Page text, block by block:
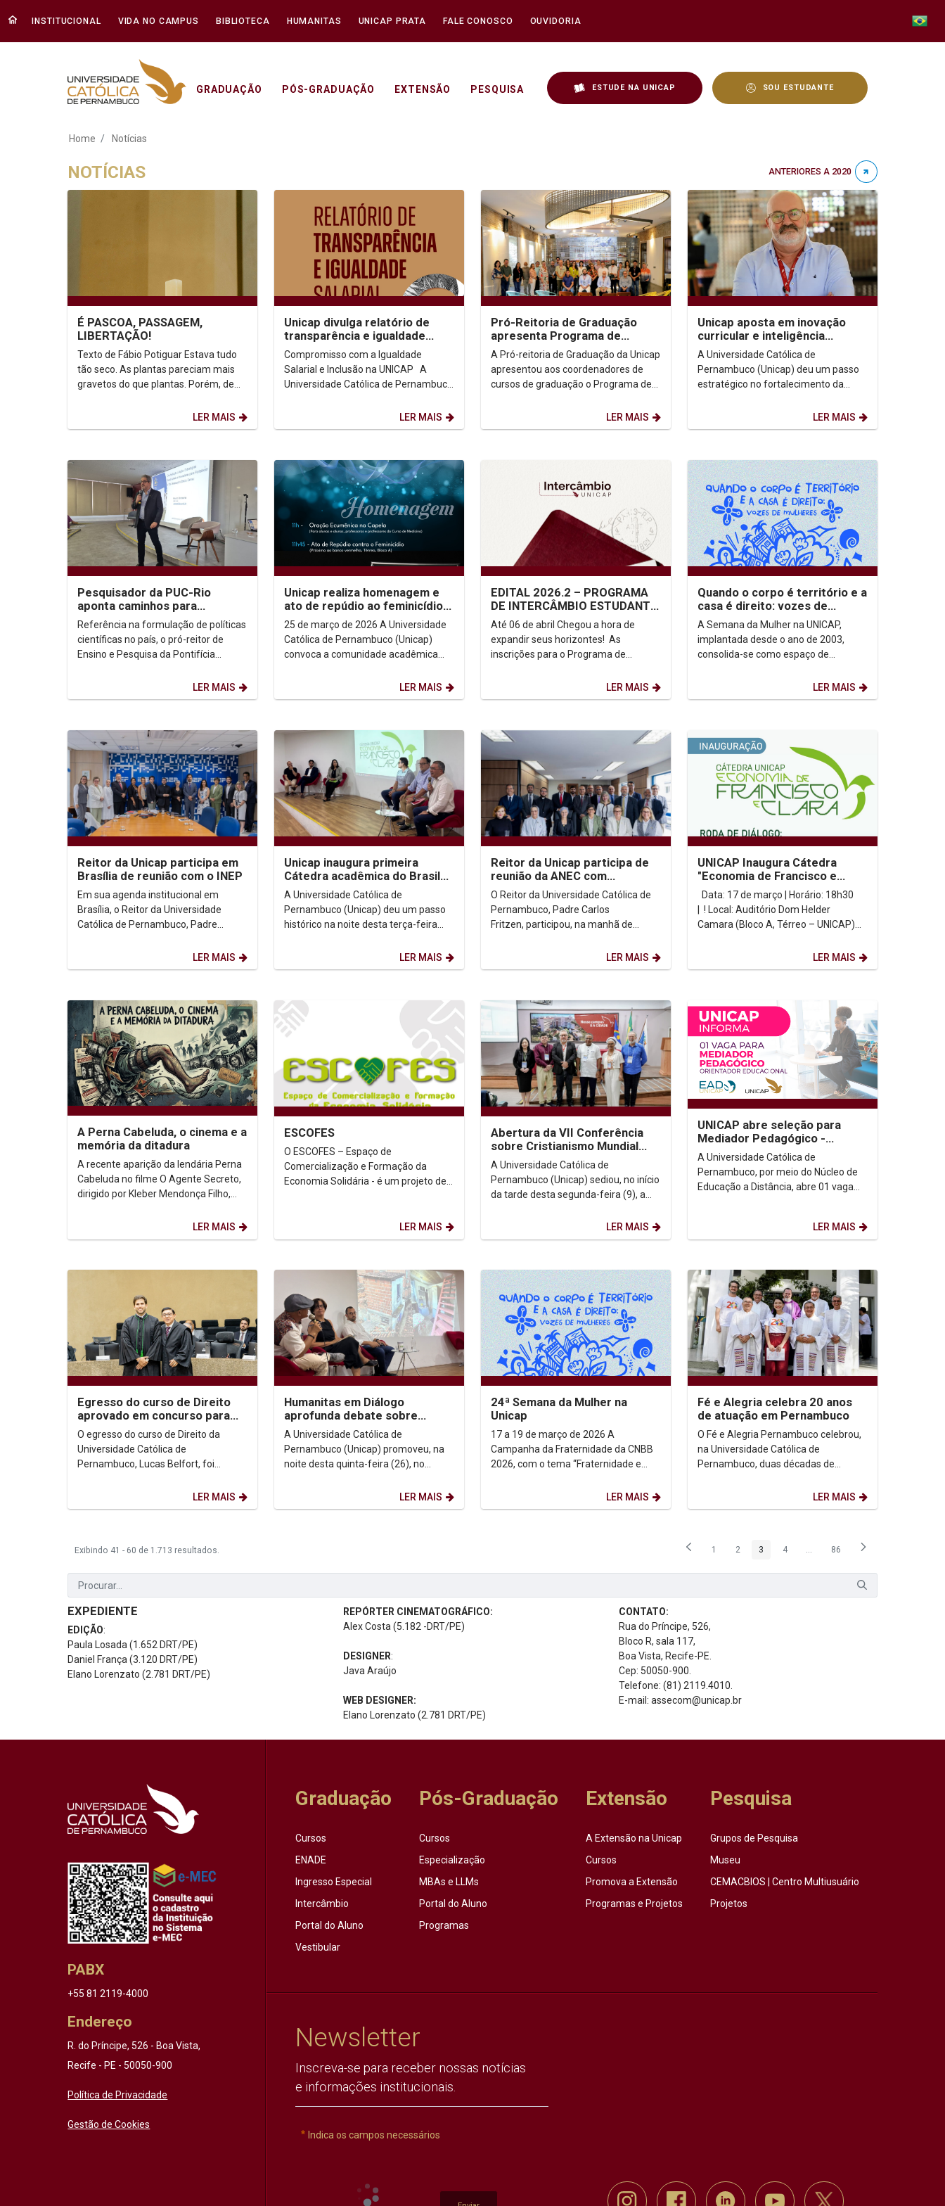
INSTITUCIONAL VIDA NO CAMPUS BIBLIOTECA HUMANITAS UNICAP PRATA FALE CONOSCO OUVIDORIA
GRADUAÇÃO PÓS-GRADUAÇÃO EXTENSÃO PESQUISA ESTUDE NA UNICAP SOU ESTUDANTE
Notícias - Unicap
Home Notícias
NOTÍCIAS ANTERIORES A 2020
É PASCOA, PASSAGEM,
LIBERTAÇÃO!
Texto de Fábio Potiguar Estava tudo
tão seco. As plantas pareciam mais
gravetos do que plantas. Porém, de
LER MAIS
Unicap divulga relatório de
transparência e igualdade
salarial
Compromisso com a Igualdade
Salarial e Inclusão na UNICAP A
Universidade Católica de Pernambuco
LER MAIS
Pró-Reitoria de Graduação
apresenta Programa de
Desenvolvimento Estratégico
para fortalecer...
A Pró-reitoria de Graduação da Unicap
apresentou aos coordenadores de
cursos de graduação o Programa de
LER MAIS
Unicap aposta em inovação
curricular e inteligência
acadêmica e lança Gerência de
Desenvolvimento...
A Universidade Católica de
Pernambuco (Unicap) deu um passo
estratégico no fortalecimento da
lançamento da nova Gerência de...
LER MAIS
Pesquisador da PUC-Rio
aponta caminhos para
transformar avaliação em ação
estratégica na...
Referência na formulação de políticas
científicas no país, o pró-reitor de
Ensino e Pesquisa da Pontifícia
LER MAIS
Unicap realiza homenagem e
ato de repúdio ao feminicídio
nesta quarta-feira (25)
25 de março de 2026 A Universidade
Católica de Pernambuco (Unicap)
convoca a comunidade acadêmica
estudante Isabel Santos e...LER MAIS
EDITAL 2026.2 – PROGRAMA
DE INTERCÂMBIO ESTUDANTIL
- UNICAP
Até 06 de abril Chegou a hora de
expandir seus horizontes! As
inscrições para o Programa de
LER MAIS
Quando o corpo é território e a
casa é direito: vozes de
mulheres - 24 semana da
mulher na unicap
A Semana da Mulher na UNICAP,
implantada desde o ano de 2003,
consolida-se como espaço de
LER MAIS
Reitor da Unicap participa em
Brasília de reunião com o INEP
Em sua agenda institucional em
Brasília, o Reitor da Universidade
Católica de Pernambuco, Padre
LER MAIS
Unicap inaugura primeira
Cátedra acadêmica do Brasil
dedicada à Economia de
Francisco e Clara
A Universidade Católica de
Pernambuco (Unicap) deu um passo
histórico na noite desta terça-feira
Cátedra Unicap Economia de...LER MAIS
Reitor da Unicap participa de
reunião da ANEC com
presidente do CNE em Brasília
O Reitor da Universidade Católica de
Pernambuco, Padre Carlos
Fritzen, participou, na manhã de
LER MAIS
UNICAP Inaugura Cátedra
"Economia de Francisco e
Clara" com Roda de Diálogo
| ! Local: Auditório Dom Helder
Camara (Bloco A, Térreo – UNICAP)
LER MAIS
A Perna Cabeluda, o cinema e a
memória da ditadura
A recente aparição da lendária Perna
Cabeluda no filme O Agente Secreto,
dirigido por Kleber Mendonça Filho,
LER MAIS
ESCOFES
O ESCOFES – Espaço de
Comercialização e Formação da
Economia Solidária - é um projeto de
LER MAIS
Abertura da VII Conferência
sobre Cristianismo Mundial
destaca diálogo, diversidade
religiosa e...
A Universidade Católica de
Pernambuco (Unicap) sediou, no início
da tarde desta segunda-feira (9), a
LER MAIS
UNICAP abre seleção para
Mediador Pedagógico -
2026/01
A Universidade Católica de
Pernambuco, por meio do Núcleo de
Educação a Distância, abre 01 vaga
LER MAIS
Egresso do curso de Direito
aprovado em concurso para
juiz federal
O egresso do curso de Direito da
Universidade Católica de
Pernambuco, Lucas Belfort, foi
Federal Substituto do Tribunal...
LER MAIS
Humanitas em Diálogo
aprofunda debate sobre
moradia, desigualdade e
direito à cidade
A Universidade Católica de
Pernambuco (Unicap) promoveu, na
noite desta quinta-feira (26), no
LER MAIS
24ª Semana da Mulher na
Unicap
17 a 19 de março de 2026 A
Campanha da Fraternidade da CNBB
2026, com o tema “Fraternidade e
LER MAIS
Fé e Alegria celebra 20 anos
de atuação em Pernambuco
O Fé e Alegria Pernambuco celebrou,
na Universidade Católica de
Pernambuco, duas décadas de
popular e à transformação social. A...
LER MAIS
Exibindo 41 - 60 de 1.713 resultados. Página
1 Página
2 Página
3 Página
4 ...Páginas intermediárias Usar ABA
Página
86
EXPEDIENTE
EDIÇÃO:
Paula Losada (1.652 DRT/PE)
Daniel França (3.120 DRT/PE)
Elano Lorenzato (2.781 DRT/PE)
REPÓRTER CINEMATOGRÁFICO:
Alex Costa (5.182 -DRT/PE)
DESIGNER:
Java Araújo
WEB DESIGNER:
Elano Lorenzato (2.781 DRT/PE)
CONTATO:
Rua do Príncipe, 526,
Bloco R, sala 117,
Boa Vista, Recife-PE.
Cep: 50050-900.
Telefone: (81) 2119.4010.
E-mail: assecom@unicap.br
PABX
+55 81 2119-4000
Endereço
R. do Príncipe, 526 - Boa Vista,
Recife - PE - 50050-900
Política de Privacidade
Gestão de Cookies
Graduação
Cursos
ENADE
Ingresso Especial
Intercâmbio
Portal do Aluno
Vestibular
Pós-Graduação
Cursos
Especialização
MBAs e LLMs
Portal do Aluno
Programas
Extensão
A Extensão na Unicap
Cursos
Promova a Extensão
Programas e Projetos
Pesquisa
Grupos de Pesquisa
Museu
CEMACBIOS | Centro Multiusuário
Projetos
Newsletter
Inscreva-se para receber nossas notícias
e informações institucionais.
Indica os campos necessários